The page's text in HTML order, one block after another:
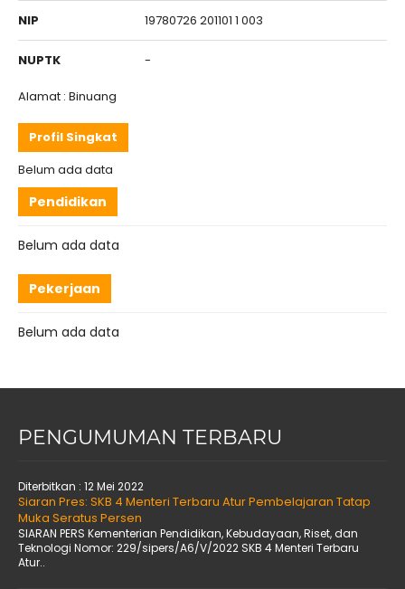
NIP 19780726 201101 1 003
NUPTK -
Alamat : Binuang
Profil Singkat
Belum ada data
Pendidikan
Belum ada data
Pekerjaan
Belum ada data
PENGUMUMAN TERBARU
Diterbitkan : 12 Mei 2022
Siaran Pres: SKB 4 Menteri Terbaru Atur Pembelajaran Tatap
Muka Seratus Persen
SIARAN PERS Kementerian Pendidikan, Kebudayaan, Riset, dan
Teknologi Nomor: 229/sipers/A6/V/2022 SKB 4 Menteri Terbaru
Atur..